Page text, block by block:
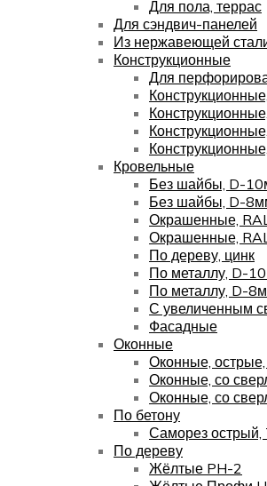
Для пола, террас
Для сэндвич-панелей
Из нержавеющей
Конструкционные
Для
Кровельные
Без шайбы, D-
Без шайбы, D-
Окрашенные,
Окрашенные,
По дереву, цинк
По металлу, D-
По металлу, D-
С увеличенным
Фасадные
Оконные
Оконные, острые,
Оконные, со
Оконные, со
По бетону
Саморез острый,
По дереву
Жёлтые PH-2